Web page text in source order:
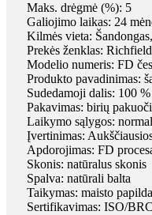
Maks. drėgmė (%): 5
Galiojimo laikas: 24
Kilmės vieta:
Prekės ženklas: Richfield
Modelio numeris: FD
Produkto pavadinimas:
Sudedamoji dalis: 100
Pakavimas: birių
Laikymo sąlygos:
Įvertinimas:
Apdorojimas: FD
Skonis: natūralus skonis
Spalva: natūrali balta
Taikymas: maisto
Sertifikavimas: ISO/